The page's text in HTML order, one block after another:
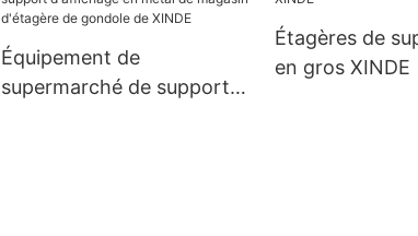
Équipement de
supermarché de support
Étagères de
en gros XINDE